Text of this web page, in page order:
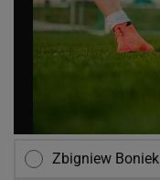
Zbigniew Boniek